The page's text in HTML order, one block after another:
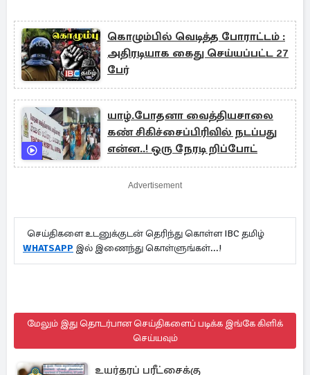
கொழும்பில் வெடித்த போராட்டம் :
அதிரடியாக கைது செய்யப்பட்ட 27
பேர்
யாழ்.போதனா வைத்தியசாலை
கண் சிகிச்சைப்பிரிவில் நடப்பது
என்ன..! ஒரு நேரடி றிப்போட்
Advertisement
செய்திகளை உடனுக்குடன் தெரிந்து கொள்ள IBC தமிழ்
WHATSAPP இல் இணைந்து கொள்ளுங்கள்...!
மேலும் இது தொடர்பான செய்திகளைப் படிக்க இங்கே கிளிக்
செய்யவும்
உயர்தரப் பரீட்சைக்கு